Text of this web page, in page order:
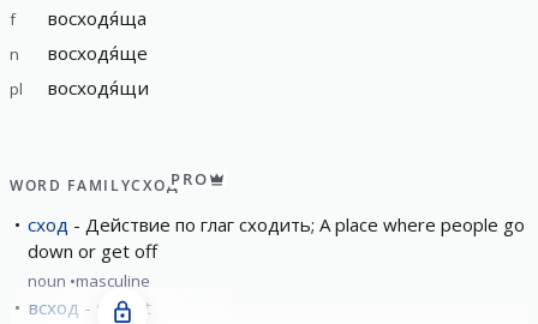
f восходя́ща
n восходя́ще
pl восходя́щи
WORD FAMILYСХОДPRO
сход
Действие по глаг сходить; A place where people go
down or get off
noun masculine
всход sprout